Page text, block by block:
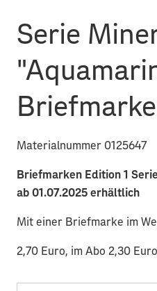
Serie
Materialnummer 0125647
Briefmarken Edition 1
ab 01.07.2025 erhältlich
Mit einer Briefmarke im
2,70 Euro, im Abo 2,30